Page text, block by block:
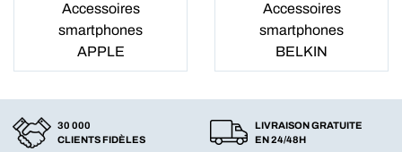
Accessoires
smartphones
APPLE
Accessoires
smartphones
BELKIN
30 000
CLIENTS FIDÈLES
LIVRAISON GRATUITE
EN 24/48H